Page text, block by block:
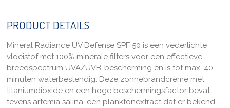
PRODUCT DETAILS
Mineral Radiance UV Defense SPF 50 is een vederlichte
vloeistof met 100% minerale filters voor een effectieve
breedspectrum UVA/UVB-bescherming en is tot max. 40
minuten waterbestendig. Deze zonnebrandcrème met
titaniumdioxide en een hoge beschermingsfactor bevat
tevens artemia salina, een planktonextract dat er bekend